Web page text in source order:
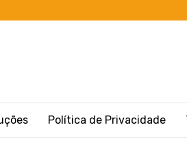
Política de Privacidade